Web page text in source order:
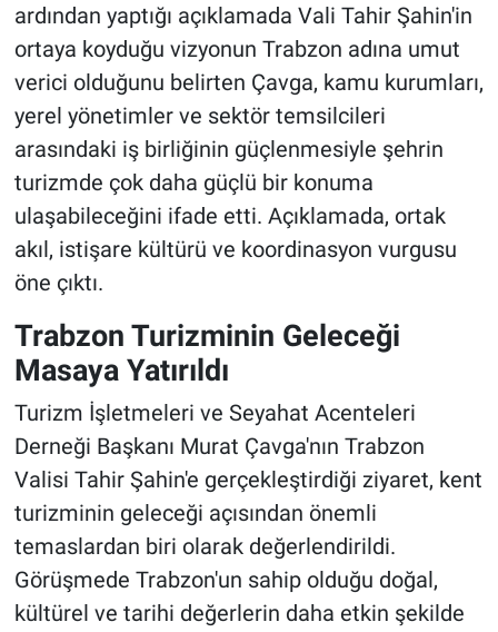
ardından yaptığı açıklamada Vali Tahir Şahin'in
ortaya koyduğu vizyonun Trabzon adına umut
verici olduğunu belirten Çavga, kamu kurumları,
yerel yönetimler ve sektör temsilcileri
arasındaki iş birliğinin güçlenmesiyle şehrin
turizmde çok daha güçlü bir konuma
ulaşabileceğini ifade etti. Açıklamada, ortak
akıl, istişare kültürü ve koordinasyon vurgusu
öne çıktı.
Trabzon Turizminin Geleceği
Masaya Yatırıldı
Turizm İşletmeleri ve Seyahat Acenteleri
Derneği Başkanı Murat Çavga'nın Trabzon
Valisi Tahir Şahin'e gerçekleştirdiği ziyaret, kent
turizminin geleceği açısından önemli
temaslardan biri olarak değerlendirildi.
Görüşmede Trabzon'un sahip olduğu doğal,
kültürel ve tarihi değerlerin daha etkin şekilde